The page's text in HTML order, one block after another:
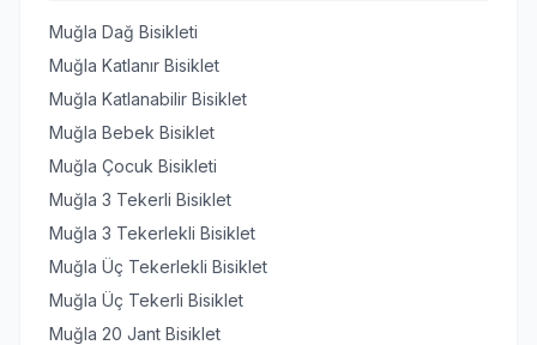
Muğla Dağ Bisikleti
Muğla Katlanır Bisiklet
Muğla Katlanabilir Bisiklet
Muğla Bebek Bisiklet
Muğla Çocuk Bisikleti
Muğla 3 Tekerli Bisiklet
Muğla 3 Tekerlekli Bisiklet
Muğla Üç Tekerlekli Bisiklet
Muğla Üç Tekerli Bisiklet
Muğla 20 Jant Bisiklet